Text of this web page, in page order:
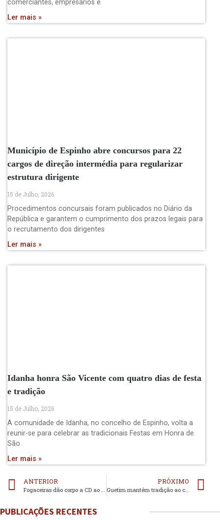
comerciantes, empresários e
Ler mais »
Município de Espinho abre concursos para 22
cargos de direção intermédia para regularizar
estrutura dirigente
15 de Julho, 2026
Procedimentos concursais foram publicados no Diário da
República e garantem o cumprimento dos prazos legais para
o recrutamento dos dirigentes
Ler mais »
Idanha honra São Vicente com quatro dias de festa
e tradição
15 de Julho, 2026
A comunidade de Idanha, no concelho de Espinho, volta a
reunir-se para celebrar as tradicionais Festas em Honra de
São
Ler mais »
ANTERIOR PRÓXIMO
PUBLICAÇÕES RECENTES